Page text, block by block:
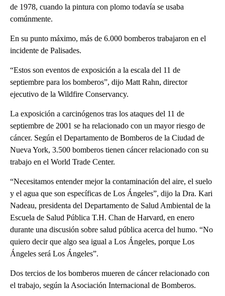
de 1978, cuando la pintura con plomo todavía se usaba
comúnmente.
En su punto máximo, más de 6.000 bomberos trabajaron en el
incidente de Palisades.
“Estos son eventos de exposición a la escala del 11 de
septiembre para los bomberos”, dijo Matt Rahn, director
ejecutivo de la Wildfire Conservancy.
La exposición a carcinógenos tras los ataques del 11 de
septiembre de 2001 se ha relacionado con un mayor riesgo de
cáncer. Según el Departamento de Bomberos de la Ciudad de
Nueva York, 3.500 bomberos tienen cáncer relacionado con su
trabajo en el World Trade Center.
“Necesitamos entender mejor la contaminación del aire, el suelo
y el agua que son específicas de Los Ángeles”, dijo la Dra. Kari
Nadeau, presidenta del Departamento de Salud Ambiental de la
Escuela de Salud Pública T.H. Chan de Harvard, en enero
durante una discusión sobre salud pública acerca del humo. “No
quiero decir que algo sea igual a Los Ángeles, porque Los
Ángeles será Los Ángeles”.
Dos tercios de los bomberos mueren de cáncer relacionado con
el trabajo, según la Asociación Internacional de Bomberos.